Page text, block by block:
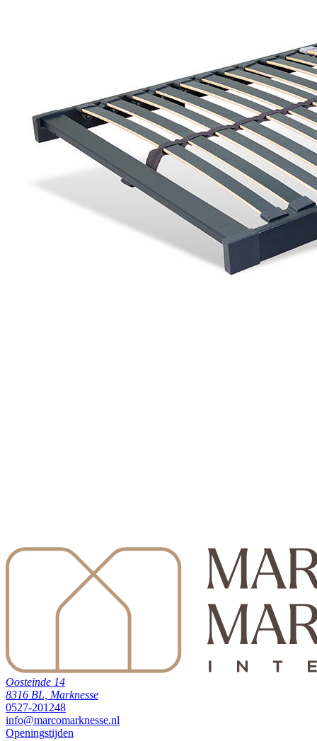
Oosteinde 14
8316 BL, Marknesse
0527-201248
info@marcomarknesse.nl
Openingstijden